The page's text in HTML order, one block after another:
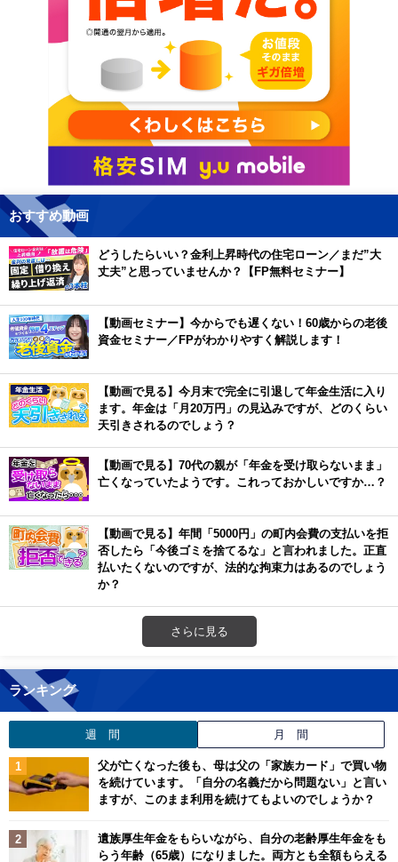
おすすめ動画
どうしたらいい？金利上昇時代の住宅ローン／まだ”大
丈夫”と思っていませんか？【FP無料セミナー】
【動画セミナー】今からでも遅くない！60歳からの老後
資金セミナー／FPがわかりやすく解説します！
【動画で見る】今月末で完全に引退して年金生活に入り
ます。年金は「月20万円」の見込みですが、どのくらい
天引きされるのでしょう？
【動画で見る】70代の親が「年金を受け取らないまま」
亡くなっていたようです。これっておかしいですか…？
【動画で見る】年間「5000円」の町内会費の支払いを拒
否したら「今後ゴミを捨てるな」と言われました。正直
払いたくないのですが、法的な拘束力はあるのでしょう
か？
さらに見る
ランキング
週 間 月 間
父が亡くなった後も、母は父の「家族カード」で買い物
を続けています。「自分の名義だから問題ない」と言い
ますが、このまま利用を続けてもよいのでしょうか？
遺族厚生年金をもらいながら、自分の老齢厚生年金をも
らう年齢（65歳）になりました。両方とも全額もらえる